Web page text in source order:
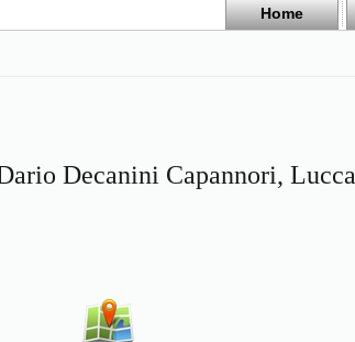
Home
Decanini Capannori, Lucca